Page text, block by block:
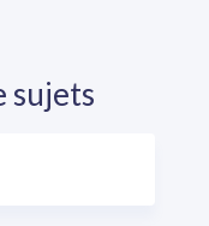
sujets